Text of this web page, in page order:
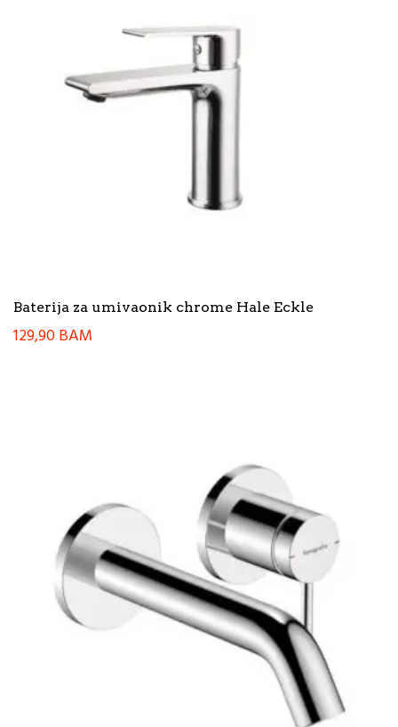
Baterija za umivaonik chrome Hale Eckle
129,90BAM